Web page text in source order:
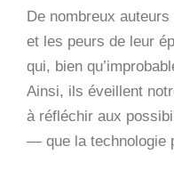
De nombreux
et les peurs de leur
qui, bien
Ainsi, ils éveillent
à réfléchir aux
— que la technologie